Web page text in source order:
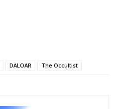
DALOAR The Occultist